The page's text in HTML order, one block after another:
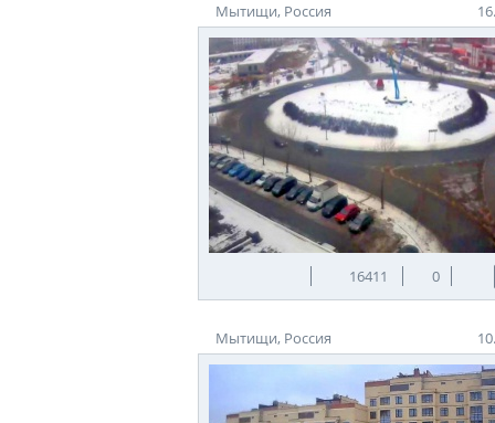
Мытищи, Россия
16411 0
Мытищи, Россия